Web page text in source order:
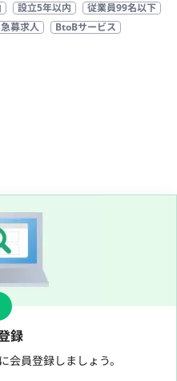
設立5年以内
従業員99名以下
急募求人
BtoBサービス
録
会員登録しましょう。